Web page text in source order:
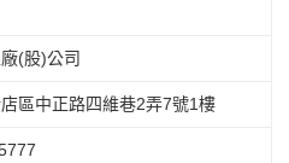
(股)公司
區中正路四維巷2弄7號1樓